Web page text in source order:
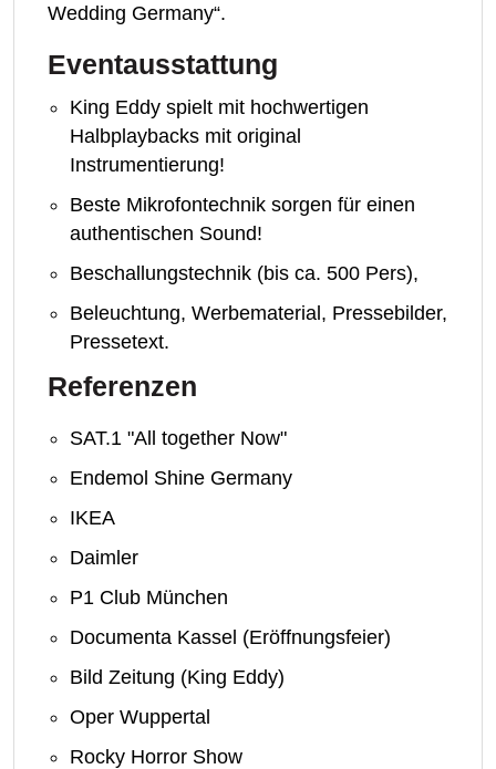
Wedding Germany“.
Eventausstattung
King Eddy spielt mit hochwertigen
Halbplaybacks mit original
Instrumentierung!
Beste Mikrofontechnik sorgen für einen
authentischen Sound!
Beschallungstechnik (bis ca. 500 Pers),
Beleuchtung, Werbematerial, Pressebilder,
Pressetext.
Referenzen
SAT.1 "All together Now"
Endemol Shine Germany
IKEA
Daimler
P1 Club München
Documenta Kassel (Eröffnungsfeier)
Bild Zeitung (King Eddy)
Oper Wuppertal
Rocky Horror Show